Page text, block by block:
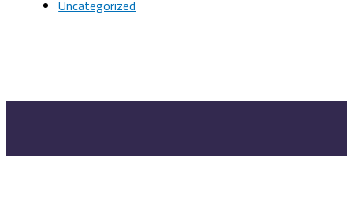
Uncategorized